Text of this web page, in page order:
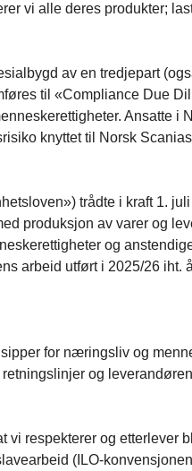
vi alle deres produkter;
av en tredjepart
til «Compliance Due
Ansatte i
knyttet til Norsk
trådte i kraft 1.
produksjon av varer og
og
arbeid utført i 2025/26 iht.
for næringsliv og
og
vi respekterer og etterlever
(ILO-